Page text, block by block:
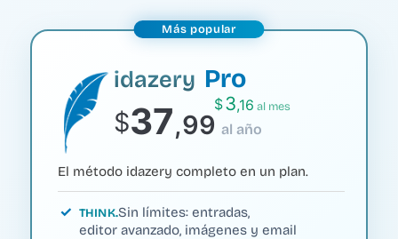
Más popular
idazery Pro
$37,99 al año
$3,16 al mes
El método idazery completo en un plan.
THINK Sin límites: entradas,
editor avanzado, imágenes y email